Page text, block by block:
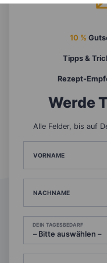
10 %
Tipps &
Rezept-
Werde
Alle Felder, bis auf
VORNAME
NACHNAME
DEIN TAGESBEDARF